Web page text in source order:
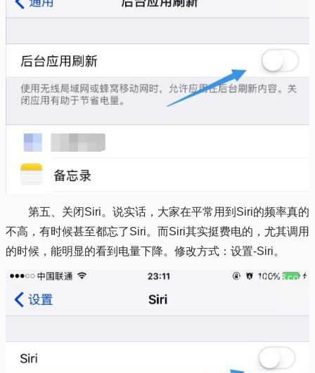
第五、关闭Siri。说实话，大家在平常用到Siri的频率真的
不高，有时候甚至都忘了Siri。而Siri其实挺费电的，尤其调用
的时候，能明显的看到电量下降。修改方式：设置-Siri。